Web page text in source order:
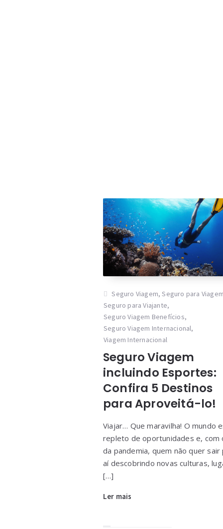
Seguro Viagem,Seguro para Viagem
Seguro para Viajante,
Seguro Viagem Benefícios,
Seguro Viagem Internacional,
Viagem Internacional
Seguro Viagem
incluindo Esportes:
Confira 5 Destinos
para Aproveitá-lo!
Viajar… Que maravilha! O mundo
repleto de oportunidades e, com
da pandemia, quem não quer sair
aí descobrindo novas culturas,
[…]
Ler mais